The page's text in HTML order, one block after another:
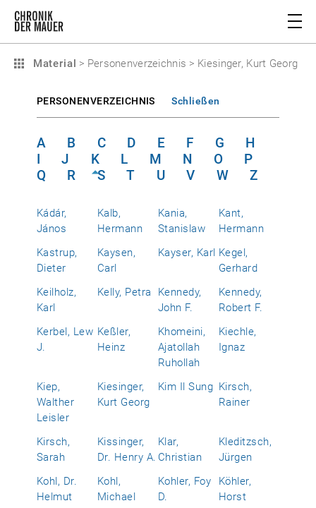
Material > Personenverzeichnis > Kiesinger, Kurt Georg
PERSONENVERZEICHNIS Schließen
A B C D E F G
H
I
J K L M N O
P
Q
R S T U V W Z
Kádár,
János
Kalb,
Hermann
Kania,
Stanislaw
Kant,
Hermann
Kastrup,
Dieter
Kaysen,
Carl
Kayser, Karl Kegel,
Gerhard
Keilholz,
Karl
Kelly, Petra
Kennedy,
John F.
Kennedy,
Robert F.
Kerbel, Lew
J.
Keßler,
Heinz
Khomeini,
Ajatollah
Ruhollah
Kiechle,
Ignaz
Kiep,
Walther
Leisler
Kiesinger,
Kurt Georg
Kim Il Sung Kirsch,
Rainer
Kirsch,
Sarah
Kissinger,
Dr. Henry A.
Klar,
Christian
Kleditzsch,
Jürgen
Kohl, Dr.
Helmut
Kohl,
Michael
Kohler, Foy
D.
Köhler,
Horst